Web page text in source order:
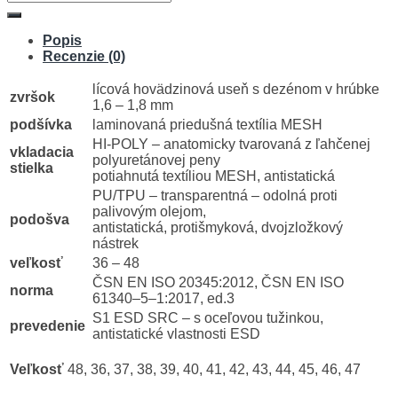
Popis
Recenzie (0)
zvršok
lícová hovädzinová useň s dezénom v hrúbke
1,6 – 1,8 mm
podšívka
laminovaná priedušná textília MESH
vkladacia
stielka
HI-POLY – anatomicky tvarovaná z ľahčenej
polyuretánovej peny
potiahnutá textíliou MESH, antistatická
podošva
PU/TPU – transparentná – odolná proti
palivovým olejom,
antistatická, protišmyková, dvojzložkový
nástrek
veľkosť
36 – 48
norma
ČSN EN ISO 20345:2012, ČSN EN ISO
61340–5–1:2017, ed.3
prevedenie
S1 ESD SRC – s oceľovou tužinkou,
antistatické vlastnosti ESD
Veľkosť 48, 36, 37, 38, 39, 40, 41, 42, 43, 44, 45, 46, 47